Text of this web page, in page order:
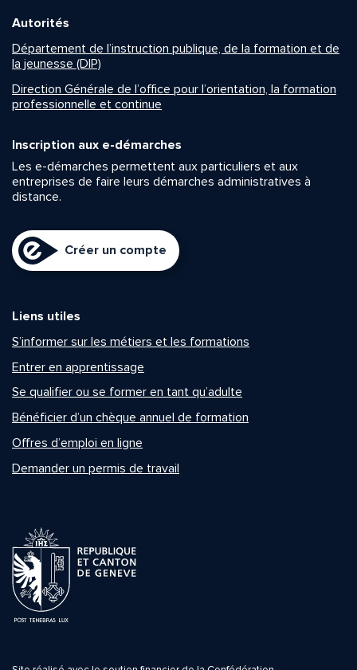
Autorités
Département de l’instruction publique, de la formation et de
la jeunesse (DIP)
Direction Générale de l’office pour l’orientation, la formation
professionnelle et continue
Inscription aux e-démarches
Les e-démarches permettent aux particuliers et aux
entreprises de faire leurs démarches administratives à
distance.
Créer un compte
Liens utiles
S’informer sur les métiers et les formations
Entrer en apprentissage
Se qualifier ou se former en tant qu’adulte
Bénéficier d’un chèque annuel de formation
Offres d’emploi en ligne
Demander un permis de travail